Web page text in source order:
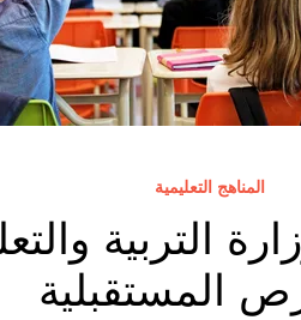
المناهج التعليمية
التربية
المستقبلية